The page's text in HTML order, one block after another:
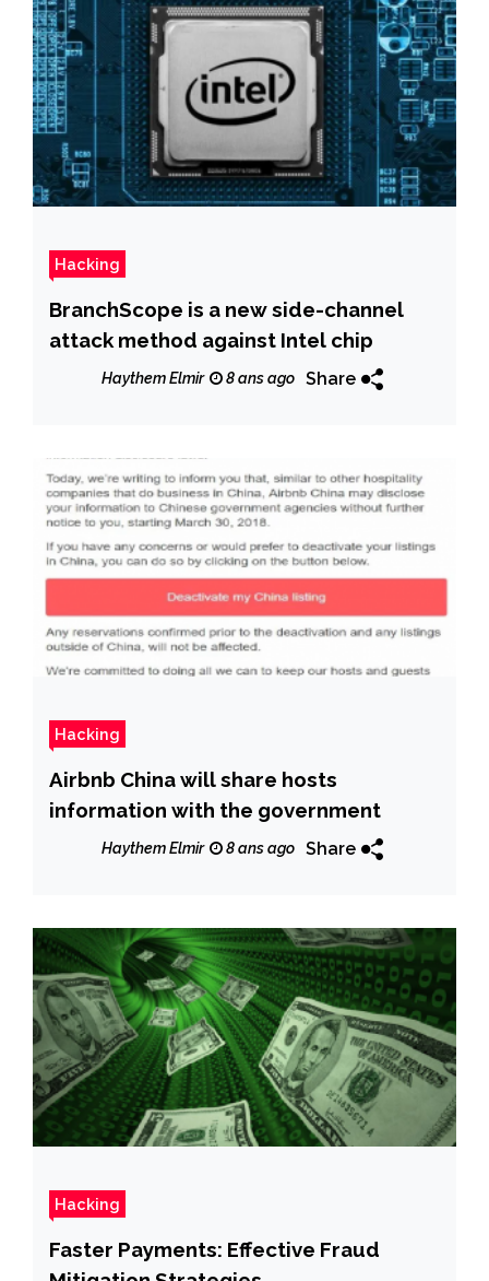
Hacking
BranchScope is a new side-channel
attack method against Intel chip
Haythem Elmir 8 ans ago Share
Hacking
Airbnb China will share hosts
information with the government
Haythem Elmir 8 ans ago Share
Hacking
Faster Payments: Effective Fraud